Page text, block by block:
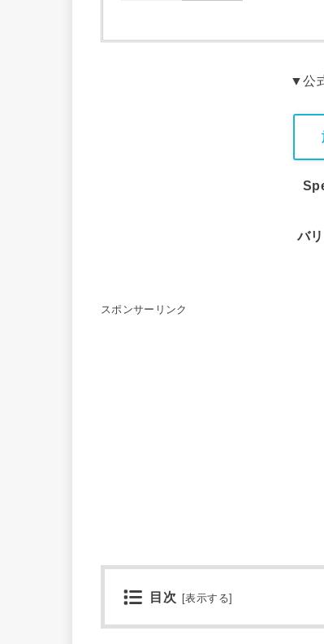
▼公
バ
スポンサーリンク
目次 [表示する]